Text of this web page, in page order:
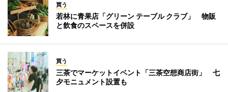
買う
若林に青果店「グリーン テーブル クラブ」 物販
と飲食のスペースを併設
買う
三茶でマーケットイベント「三茶空想商店街」 七
夕モニュメント設置も